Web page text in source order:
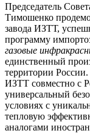
Председатель
Тимошенко
завода ИЗТТ,
программу
газовые
единственный
территории
ИЗТТ совместно с
универсальный
условиях с
тепловую
аналогами